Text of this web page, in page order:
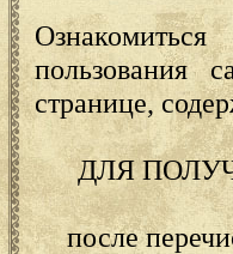
пользования
странице,
ДЛЯ
после